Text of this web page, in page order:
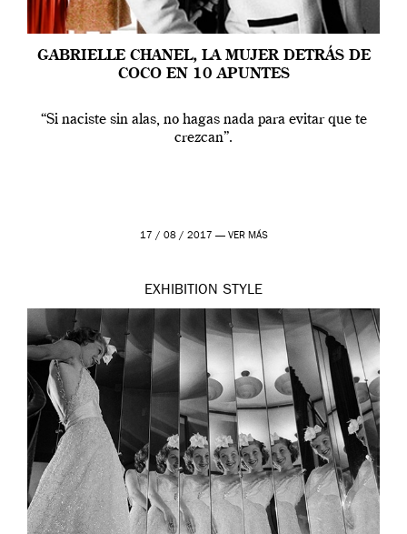
GABRIELLE CHANEL, LA MUJER DETRÁS DE
COCO EN 10 APUNTES
“Si naciste sin alas, no hagas nada para evitar que te
crezcan”.
17 / 08 / 2017 — VER MÁS
EXHIBITION STYLE